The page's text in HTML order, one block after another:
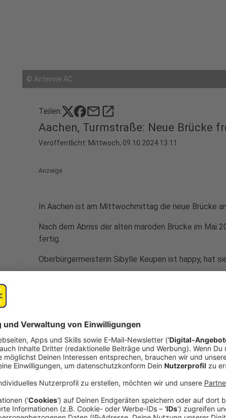
© Antenne AC
Teilen: mailopen_in_new
Aachen, Turmstraße: Neue Brücke
Veröffentlicht: Mittwoch, 09.10.2024 13:11
Anzeige
In Aachen ist am Mittwochmittag die neue Brücke
Nach dem Abriss der alten maroden Brücke im Mai
fertig.
Oberbürgermeisterin Sibylle Keupen ist happy, hat
Sibylle Keupen,
Freude über Freigabe
Anzeige